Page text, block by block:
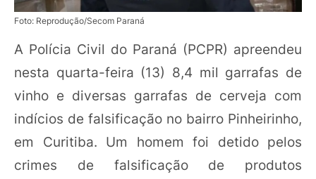
Foto: Reprodução/Secom Paraná
A Polícia Civil do Paraná (PCPR) apreendeu
nesta quarta-feira (13) 8,4 mil garrafas de
vinho e diversas garrafas de cerveja com
indícios de falsificação no bairro Pinheirinho,
em Curitiba. Um homem foi detido pelos
crimes de falsificação de produtos